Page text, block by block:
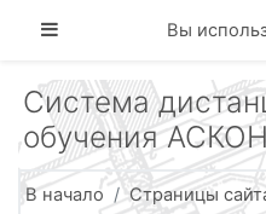
Боковая панель
Вы
Система
обучения
В начало Страницы